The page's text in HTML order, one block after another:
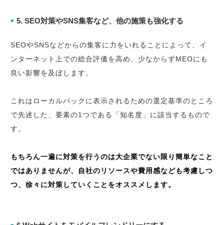
■ 5. SEO対策やSNS集客など、他の施策も強化する
SEOやSNSなどからの集客に力をいれることによって、イ
ンターネット上での総合評価を高め、少なからずMEOにも
良い影響を及ぼします。
これはローカルパックに表示されるための選定基準のところ
で先述した、要素の1つである「知名度」に該当するもので
す。
もちろん一遍に対策を行うのは大企業でない限り簡単なこと
ではありませんが、自社のリソースや費用感なども考慮しつ
つ、徐々に対策していくことをオススメします。